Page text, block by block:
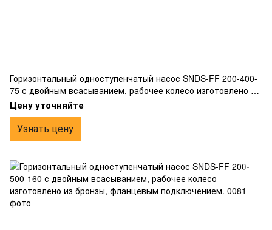
Горизонтальный одноступенчатый насос SNDS-FF 200-400-
75 с двойным всасыванием, рабочее колесо изготовлено из
бронзы, фланцевым подключением.
Цену уточняйте
Узнать цену